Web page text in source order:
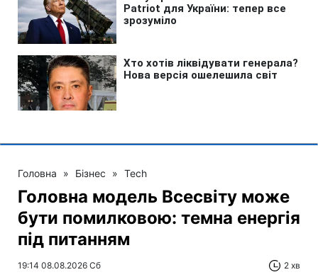
Головна » Бізнес » Tech
Головна модель Всесвіту може
бути помилковою: темна енергія
під питанням
19:14 08.08.2026 Сб 2 хв